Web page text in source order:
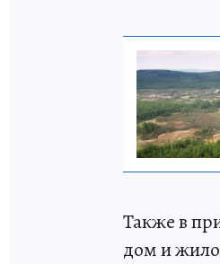
Также в
дом и